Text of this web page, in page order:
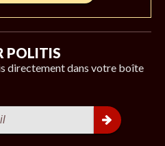
POLITIS
directement dans votre boîte